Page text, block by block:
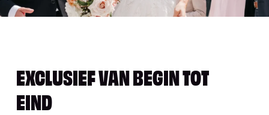
EXCLUSIEF VAN BEGIN TOT
EIND